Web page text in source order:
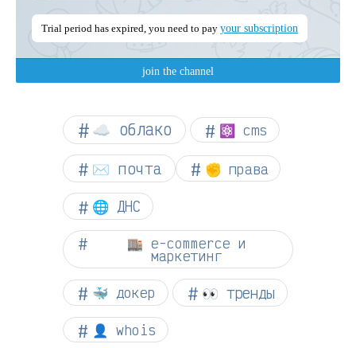
☁︎ облако ⚛ cms
✉️ почта ✊ права
🌐 ДНС
🏬 e-commerce и
маркетинг
🐳 докер 👀 тренды
👤 whois